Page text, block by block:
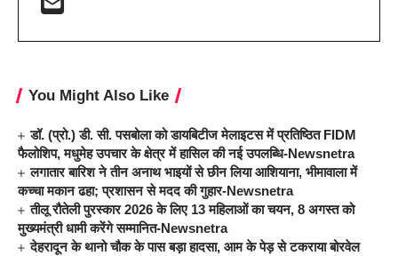
You Might Also Like
डॉ. (प्रो.) डी. सी. पसबोला को डायबिटीज मेलाइटस में प्रतिष्ठित FIDM
फैलोशिप, मधुमेह उपचार के क्षेत्र में हासिल की नई उपलब्धि-Newsnetra
लगातार बारिश ने तीन अनाथ भाइयों से छीन लिया आशियाना, भीमावाला में
कच्चा मकान ढहा; प्रशासन से मदद की गुहार-Newsnetra
तीलू रौतेली पुरस्कार 2026 के लिए 13 महिलाओं का चयन, 8 अगस्त को
मुख्यमंत्री धामी करेंगे सम्मानित-Newsnetra
देहरादून के थानो चौक के पास बड़ा हादसा, आम के पेड़ से टकराया बोरवेल